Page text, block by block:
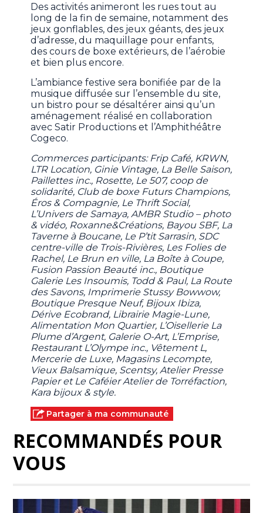
Des activités animeront les rues tout au
long de la fin de semaine, notamment des
jeux gonflables, des jeux géants, des jeux
d’adresse, du maquillage pour enfants,
des cours de boxe extérieurs, de l’aérobie
et bien plus encore.
L’ambiance festive sera bonifiée par de la
musique diffusée sur l’ensemble du site,
un bistro pour se désaltérer ainsi qu’un
aménagement réalisé en collaboration
avec Satir Productions et l’Amphithéâtre
Cogeco.
Commerces participants: Frip Café, KRWN,
LTR Location, Ginie Vintage, La Belle Saison,
Paillettes inc., Rosette, Le 507, coop de
solidarité, Club de boxe Futurs Champions,
Éros & Compagnie, Le Thrift Social,
L’Univers de Samaya, AMBR Studio – photo
& vidéo, Roxanne&Créations, Bayou SBF, La
Taverne à Boucane, Le P’tit Sarrasin, SDC
centre-ville de Trois-Rivières, Les Folies de
Rachel, Le Brun en ville, La Boîte à Coupe,
Fusion Passion Beauté inc., Boutique
Galerie Les Insoumis, Todd & Paul, La Route
des Savons, Imprimerie Stussy Bowwow,
Boutique Presque Neuf, Bijoux Ibiza,
Dérive Ecobrand, Librairie Magie-Lune,
Alimentation Mon Quartier, L’Oisellerie La
Plume d’Argent, Galerie O-Art, L’Emprise,
Restaurant L’Olympe inc., Vêtement L,
Mercerie de Luxe, Magasins Lecompte,
Vieux Balsamique, Scentsy, Atelier Presse
Papier et Le Caféier Atelier de Torréfaction,
Kara bijoux & style.
Partager à ma communauté
RECOMMANDÉS POUR
VOUS